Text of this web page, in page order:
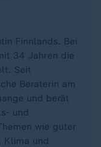
Finnlands. Bei
34 Jahren die
Seit
Beraterin am
und berät
und
wie guter
Klima und